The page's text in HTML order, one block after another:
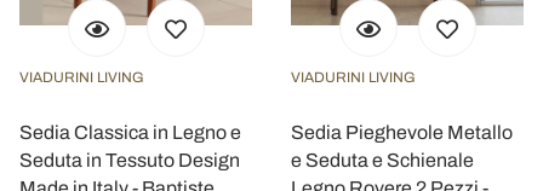
VIADURINI LIVING
Sedia Classica in Legno e
Seduta in Tessuto Design
VIADURINI LIVING
Sedia Pieghevole Metallo
e Seduta e Schienale